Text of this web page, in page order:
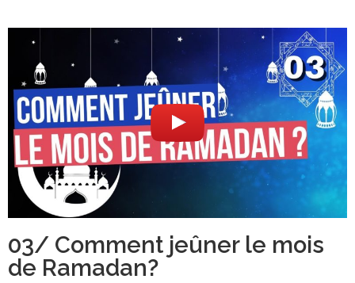
03/ Comment jeûner le mois
de Ramadan?